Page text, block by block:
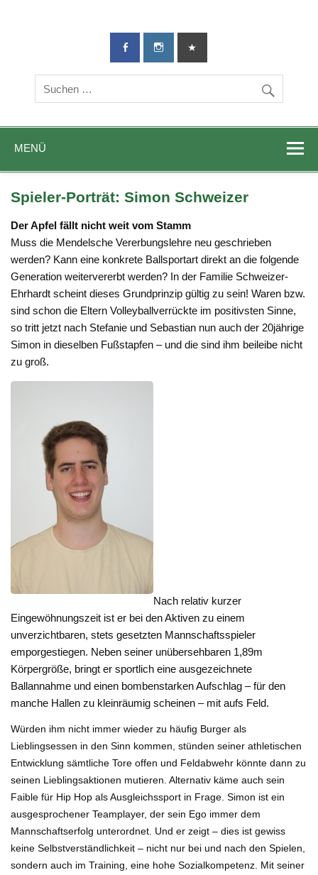
TG-Geislingen
DIE Sportadresse in Geislingen!
MENÜ
Spieler-Porträt: Simon Schweizer
Der Apfel fällt nicht weit vom Stamm
Muss die Mendelsche Vererbungslehre neu geschrieben
werden? Kann eine konkrete Ballsportart direkt an die folgende
Generation weitervererbt werden? In der Familie Schweizer-
Ehrhardt scheint dieses Grundprinzip gültig zu sein! Waren bzw.
sind schon die Eltern Volleyballverrückte im positivsten Sinne,
so tritt jetzt nach Stefanie und Sebastian nun auch der 20jährige
Simon in dieselben Fußstapfen – und die sind ihm beileibe nicht
zu groß.
Nach relativ kurzer
Eingewöhnungszeit ist er bei den Aktiven zu einem
unverzichtbaren, stets gesetzten Mannschaftsspieler
emporgestiegen. Neben seiner unübersehbaren 1,89m
Körpergröße, bringt er sportlich eine ausgezeichnete
Ballannahme und einen bombenstarken Aufschlag – für den
manche Hallen zu kleinräumig scheinen – mit aufs Feld.
Würden ihm nicht immer wieder zu häufig Burger als
Lieblingsessen in den Sinn kommen, stünden seiner athletischen
Entwicklung sämtliche Tore offen und Feldabwehr könnte dann zu
seinen Lieblingsaktionen mutieren. Alternativ käme auch sein
Faible für Hip Hop als Ausgleichssport in Frage. Simon ist ein
ausgesprochener Teamplayer, der sein Ego immer dem
Mannschaftserfolg unterordnet. Und er zeigt – dies ist gewiss
keine Selbstverständlichkeit – nicht nur bei und nach den Spielen,
sondern auch im Training, eine hohe Sozialkompetenz. Mit seiner